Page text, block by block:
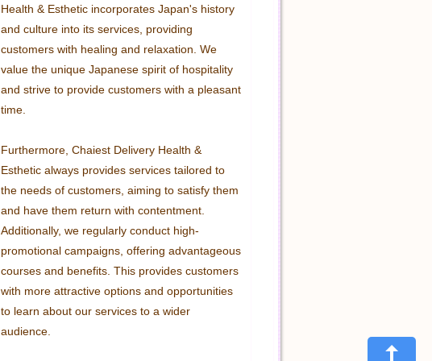
Health & Esthetic incorporates Japan's history
and culture into its services, providing
customers with healing and relaxation. We
value the unique Japanese spirit of hospitality
and strive to provide customers with a pleasant
time.
Furthermore, Chaiest Delivery Health &
Esthetic always provides services tailored to
the needs of customers, aiming to satisfy them
and have them return with contentment.
Additionally, we regularly conduct high-
promotional campaigns, offering advantageous
courses and benefits. This provides customers
with more attractive options and opportunities
to learn about our services to a wider
audience.